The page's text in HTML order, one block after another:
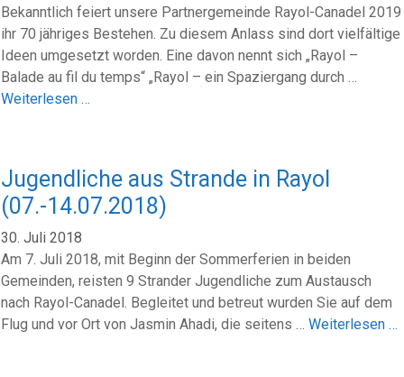
Bekanntlich feiert unsere Partnergemeinde Rayol-Canadel 2019
ihr 70 jähriges Bestehen. Zu diesem Anlass sind dort vielfältige
Ideen umgesetzt worden. Eine davon nennt sich „Rayol –
Balade au fil du temps“ „Rayol – ein Spaziergang durch …
Weiterlesen …
Jugendliche aus Strande in Rayol
(07.-14.07.2018)
30. Juli 2018
Am 7. Juli 2018, mit Beginn der Sommerferien in beiden
Gemeinden, reisten 9 Strander Jugendliche zum Austausch
nach Rayol-Canadel. Begleitet und betreut wurden Sie auf dem
Flug und vor Ort von Jasmin Ahadi, die seitens … Weiterlesen …